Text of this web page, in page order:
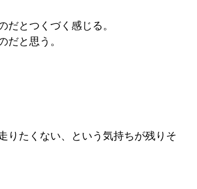
とつくづく感じる。
と思う。
たくない、という気持ちが残りそ